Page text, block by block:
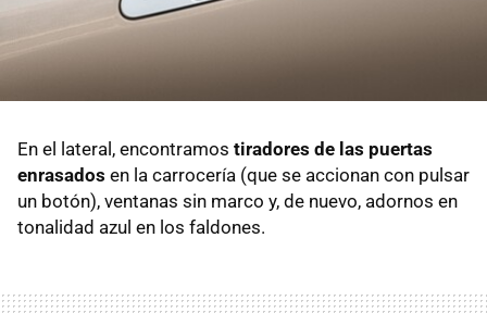
En el lateral, encontramos tiradores de las puertas
enrasados en la carrocería (que se accionan con pulsar
un botón), ventanas sin marco y, de nuevo, adornos en
tonalidad azul en los faldones.